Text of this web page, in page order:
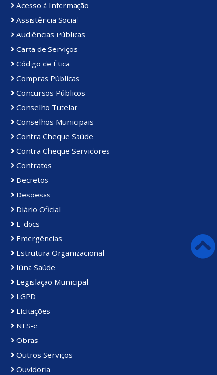
Acesso à Informação
Assistência Social
Audiências Públicas
Carta de Serviços
Código de Ética
Compras Públicas
Concursos Públicos
Conselho Tutelar
Conselhos Municipais
Contra Cheque Saúde
Contra Cheque Servidores
Contratos
Decretos
Despesas
Diário Oficial
E-docs
Emergências
Estrutura Organizacional
Iúna Saúde
Legislação Municipal
LGPD
Licitações
NFS-e
Obras
Outros Serviços
Ouvidoria